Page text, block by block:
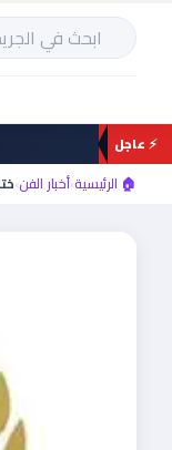
تخطي
المحتوى
بحث
⚡ عاجل
🏠 الرئيسية›أخبار الفن›